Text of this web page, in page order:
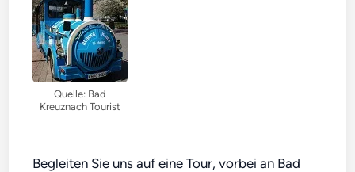
Quelle: Bad
Kreuznach Tourist
Begleiten Sie uns auf eine Tour, vorbei an Bad